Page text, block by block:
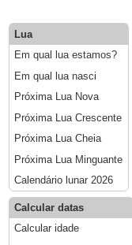
Lua
Em qual lua estamos?
Em qual lua nasci
Próxima Lua Nova
Próxima Lua Crescente
Próxima Lua Cheia
Próxima Lua Minguante
Calendário lunar 2026
Calcular datas
Calcular idade